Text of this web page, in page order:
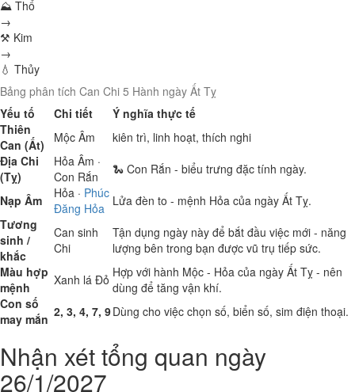
⛰ Thổ
→
⚒ Kim
→
💧 Thủy
Bảng phân tích Can Chi 5 Hành ngày Ất Tỵ
Yếu tố
Chi tiết
Ý nghĩa thực tế
Thiên
Can (Ất)
Mộc Âm
kiên trì, linh hoạt, thích nghi
Địa Chi
(Tỵ)
Hỏa Âm ·
Con Rắn
🐍 Con Rắn - biểu trưng đặc tính ngày.
Nạp Âm
Hỏa · Phúc
Đăng Hỏa Lửa đèn to - mệnh Hỏa của ngày Ất Tỵ.
Tương
sinh /
khắc
Can sinh
Chi
Tận dụng ngày này để bắt đầu việc mới - năng
lượng bên trong bạn được vũ trụ tiếp sức.
Màu hợp
mệnh
Xanh lá Đỏ Hợp với hành Mộc - Hỏa của ngày Ất Tỵ - nên
dùng để tăng vận khí.
Con số
may mắn 2, 3, 4, 7, 9Dùng cho việc chọn số, biển số, sim điện thoại.
Nhận xét tổng quan ngày
26/1/2027